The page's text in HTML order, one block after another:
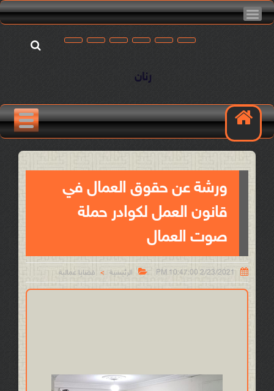
رنان
ورشة عن حقوق العمال في
قانون العمل لكوادر حملة
صوت العمال

2/23/2021 10:47:00 PM
 الرئيسية > قضايا عمالية